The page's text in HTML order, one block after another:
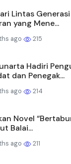
Lintas
yang Mene...
ago 215
Hadiri
dan Penegak...
ago 214
Novel
Balai...
ago 211